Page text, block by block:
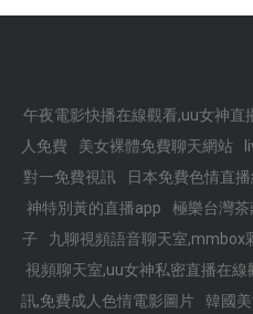
午夜電影快播在線觀看,uu女神直
人免費
美女裸體免費聊天網站
對一免費視訊
日本免費色情直
神特別黃的直播app
極樂台灣
子
九聊視頻語音聊天室,mmbox
視頻聊天室,uu女神私密直播在線
訊,免費成人色情電影圖片
韓國